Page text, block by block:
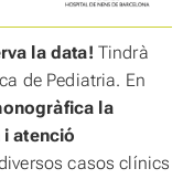
la data! Tindrà
de Pediatria. En
la
atenció
casos clínics